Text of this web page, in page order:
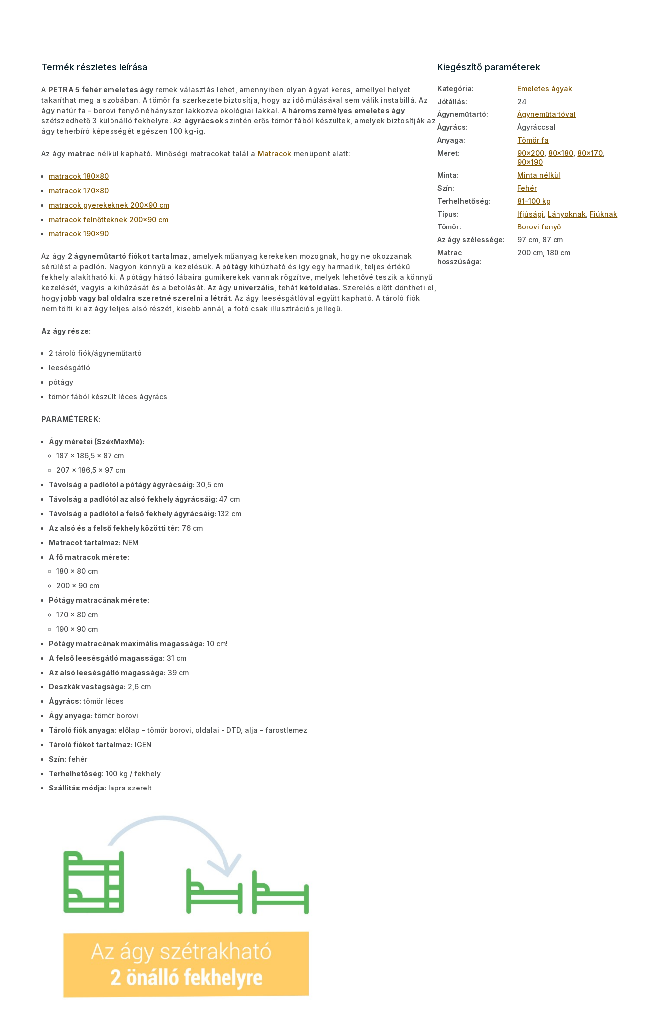
Termék részletes leírása
A PETRA 5 fehér emeletes ágy remek választás lehet, amennyiben olyan ágyat keres, amellyel helyet
takaríthat meg a szobában. A tömör fa szerkezete biztosítja, hogy az idő múlásával sem válik instabillá. Az
ágy natúr fa - borovi fenyő néhányszor lakkozva ökológiai lakkal. A háromszemélyes emeletes ágy
szétszedhető 3 különálló fekhelyre. Az ágyrácsok szintén erős tömör fából készültek, amelyek biztosítják az
ágy teherbíró képességét egészen 100 kg-ig.
Az ágy matrac nélkül kapható. Minőségi matracokat talál a Matracok menüpont alatt:
matracok 180x80
matracok 170x80
matracok gyerekeknek 200x90 cm
matracok felnőtteknek 200x90 cm
matracok 190x90
Az ágy 2 ágyneműtartó fiókot tartalmaz , amelyek műanyag kerekeken mozognak, hogy ne okozzanak
sérülést a padlón. Nagyon könnyű a kezelésük. A pótágy kihúzható és így egy harmadik, teljes értékű
fekhely alakítható ki. A pótágy hátsó lábaira gumikerekek vannak rögzítve, melyek lehetővé teszik a könnyű
kezelését, vagyis a kihúzását és a betolását. Az ágy univerzális , tehát kétoldalas. Szerelés előtt döntheti el,
hogy jobb vagy bal oldalra szeretné szerelni a létrát. Az ágy leesésgátlóval együtt kapható.A tároló fiók
nem tölti ki az ágy teljes alsó részét, kisebb annál, a fotó csak illusztrációs jellegű.
Az ágy része:
2 tároló fiók/ágyneműtartó
leesésgátló
pótágy
tömör fából készült léces ágyrács
PARAMÉTEREK:
Ágy méretei (SzéxMaxMé):
187 x 186,5 x 87 cm
207 x 186,5 x 97 cm
Távolság a padlótól a pótágy ágyrácsáig: 30,5 cm
Távolság a padlótól az alsó fekhely ágyrácsáig: 47 cm
Távolság a padlótól a felső fekhely ágyrácsáig: 132 cm
Az alsó és a felső fekhely közötti tér: 76 cm
Matracot tartalmaz: NEM
A fő matracok mérete:
180 x 80 cm
200 x 90 cm
Pótágy matracának mérete:
170 x 80 cm
190 x 90 cm
Pótágy matracának maximális magassága: 10 cm!
A felső leesésgátló magassága: 31 cm
Az alsó leesésgátló magassága: 39 cm
Deszkák vastagsága: 2,6 cm
Ágyrács: tömör léces
Ágy anyaga: tömör borovi
Tároló fiók anyaga: előlap - tömör borovi, oldalai - DTD, alja - farostlemez
Tároló fiókot tartalmaz: IGEN
Szín: fehér
Terhelhetőség: 100 kg / fekhely
Szállítás módja: lapra szerelt
Kiegészítő paraméterek
Kategória:
Emeletes ágyak
Jótállás:
24
Ágyneműtartó:
Ágyneműtartóval
Ágyrács:
Ágyráccsal
Anyaga:
Tömör fa
Méret: 90x200 80x180 80x170
90x190
Minta:
Minta nélkül
Szín:
Fehér
Terhelhetőség:
81-100 kg
Típus: Ifjúsági Lányoknak Fiúknak
Tömör:
Borovi fenyő
Az ágy szélessége:
97 cm, 87 cm
Matrac
hosszúsága:
200 cm, 180 cm